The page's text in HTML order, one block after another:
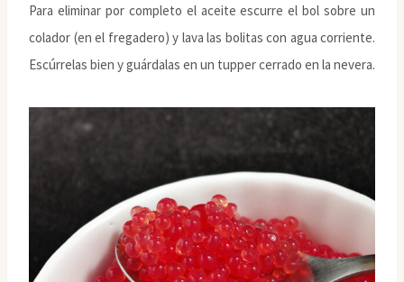
Para eliminar por completo el aceite escurre el bol sobre un
colador (en el fregadero) y lava las bolitas con agua corriente.
Escúrrelas bien y guárdalas en un tupper cerrado en la nevera.